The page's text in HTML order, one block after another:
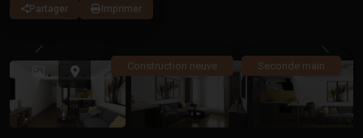
Partager Imprimer
Construction neuve Seconde main
Précédent